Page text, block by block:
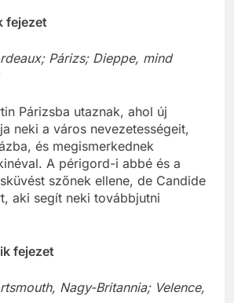
fejezet
Párizs; Dieppe, mind
Párizsba utaznak, ahol új
neki a város nevezetességeit,
és megismerkednek
A périgord-i abbé és a
szőnek ellene, de Candide
aki segít neki továbbjutni
fejezet
Nagy-Britannia; Velence,